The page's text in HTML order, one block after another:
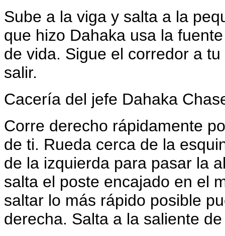
Sube a la viga y salta a la
que hizo Dahaka usa la
de vida. Sigue el corredor a
salir.
Cacería del jefe Dahaka
Corre derecho rápidamente
de ti. Rueda cerca de la
de la izquierda para pasar la
salta el poste encajado en el
saltar lo más rápido posible
derecha. Salta a la saliente